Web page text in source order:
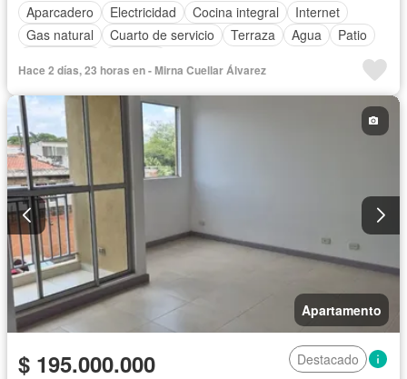
Aparcadero Electricidad Cocina integral
Internet
Gas natural
Cuarto de servicio Terraza Agua
Patio
Acceso para personas con discapacidad
Barbecue
Hace 2 días, 23 horas en - Mirna Cuellar Álvarez
Apartamento
$ 195.000.000
Destacado